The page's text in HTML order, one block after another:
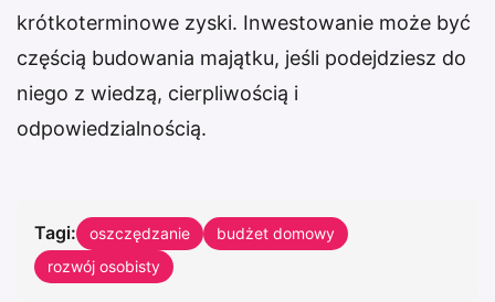
krótkoterminowe zyski. Inwestowanie może być
częścią budowania majątku, jeśli podejdziesz do
niego z wiedzą, cierpliwością i
odpowiedzialnością.
Tagi: oszczędzanie
budżet domowy
rozwój osobisty